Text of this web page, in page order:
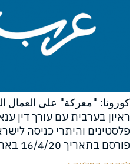
كورونا: "معركة" على العمال
ראיון בערבית עם עורך דין
פלסטינים והיתרי כניסה
פורסם בתאריך 16/4/20 באתר arab48.com